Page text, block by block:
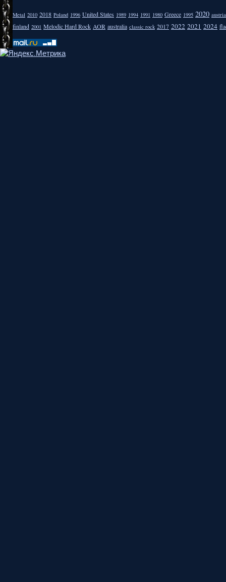
Metal 2010 2018 Poland 1996 United States 1989 1994 1991 1980 Greece 1995 2020 austria
finland 2001 Melodic Hard Rock AOR australia classic rock 2017 2022 2021 2024